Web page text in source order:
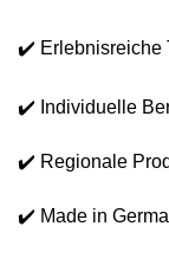
✔️ Erlebnisreiche
✔️ Individuelle
✔️ Regionale
✔️ Made in